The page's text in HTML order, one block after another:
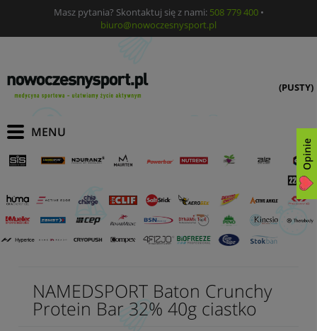
Masz pytania? Skontaktuj się z nami: 508 779 400•
biuro@nowoczesnysport.pl
(PUSTY)
NAMEDSPORT Baton Crunchy
Protein Bar 32% 40g ciastko
Opinie